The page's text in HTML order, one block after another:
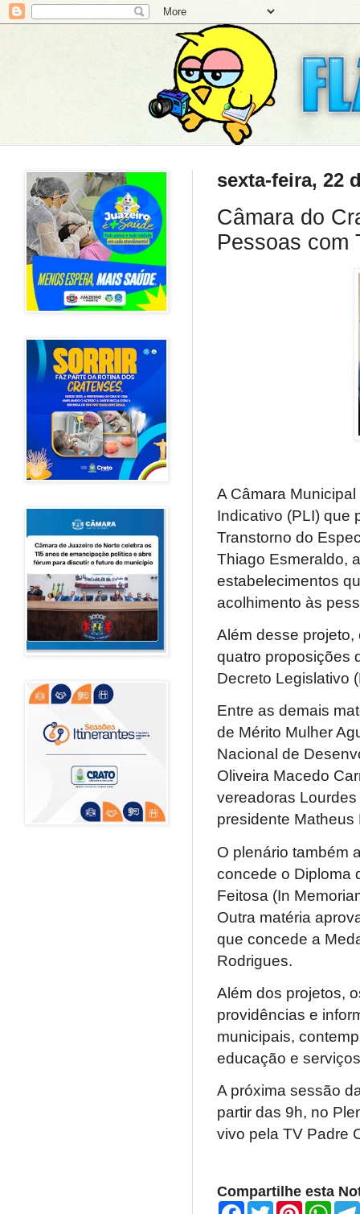
sexta-feira, 22
Câmara do
Pessoas com
A Câmara
Indicativo (PLI) que
Transtorno do
Thiago Esmeraldo,
estabelecimentos
acolhimento às
Além desse
quatro proposições
Decreto Legislativo
Entre as demais
de Mérito Mulher
Nacional de
Oliveira Macedo
vereadoras
presidente Matheus
O plenário também
concede o Diploma
Feitosa (In
Outra matéria
que concede a
Rodrigues.
Além dos projetos,
providências e
municipais,
educação e
A próxima sessão
partir das 9h, no
vivo pela TV Padre
Compartilhe esta